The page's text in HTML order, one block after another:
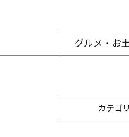
グルメ・お
カテゴ